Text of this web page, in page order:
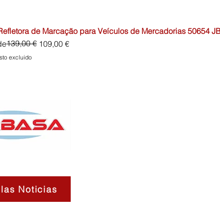
de Marcação para Veículos de Mercadorias 50654
139,00 € 109,00 €
de oferta
excluido
Noticias